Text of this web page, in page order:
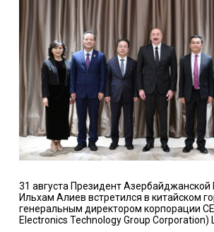
31 августа Президент Азербайджанской
Ильхам Алиев встретился в китайском
генеральным директором корпорации
Electronics Technology Group